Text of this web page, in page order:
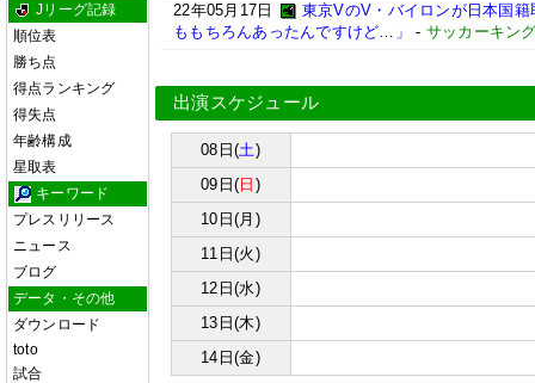
Jリーグ記録
順位表
勝ち点
得点ランキング
得失点
年齢構成
星取表
キーワード
プレスリリース
ニュース
ブログ
データ・その他
ダウンロード
toto
試合
22年05月17日
東京VのV・バイロンが日本国
ももちろんあったんですけど…」
- サッカーキン
出演スケジュール
08日(土)
09日( 日 )
10日(月)
11日(火)
12日(水)
13日(木)
14日(金)